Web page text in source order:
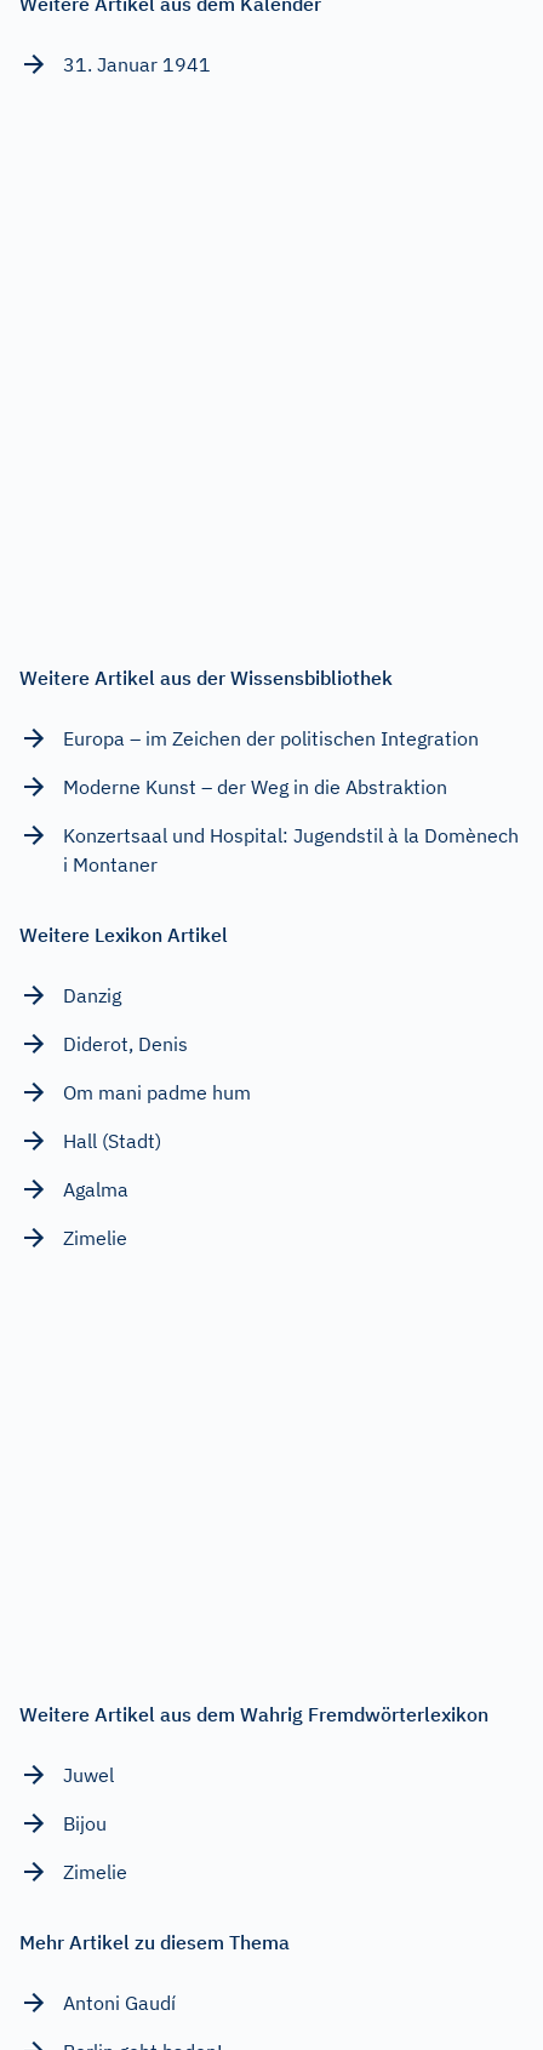
31. Januar 1941
Weitere Artikel aus der Wissensbibliothek
Europa – im Zeichen der politischen Integration
Moderne Kunst – der Weg in die Abstraktion
Konzertsaal und Hospital: Jugendstil à la Domènech
i Montaner
Weitere Lexikon Artikel
Danzig
Diderot, Denis
Om mani padme hum
Hall (Stadt)
Agalma
Zimelie
Weitere Artikel aus dem Wahrig Fremdwörterlexikon
Juwel
Bijou
Zimelie
Mehr Artikel zu diesem Thema
Antoni Gaudí